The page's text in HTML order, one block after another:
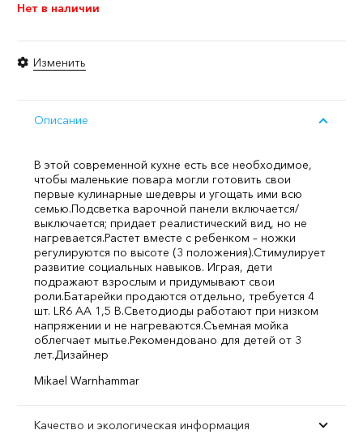
Нет в наличии
Изменить
Описание
В этой современной кухне есть все необходимое,
чтобы маленькие повара могли готовить свои
первые кулинарные шедевры и угощать ими всю
семью.Подсветка варочной панели включается/
выключается; придает реалистический вид, но не
нагревается.Растет вместе с ребенком – ножки
регулируются по высоте (3 положения).Стимулирует
развитие социальных навыков. Играя, дети
подражают взрослым и придумывают свои
роли.Батарейки продаются отдельно, требуется 4
шт. LR6 АА 1,5 В.Светодиоды работают при низком
напряжении и не нагреваются.Съемная мойка
облегчает мытье.Рекомендовано для детей от 3
лет.Дизайнер
Mikael Warnhammar
Качество и экологическая информация